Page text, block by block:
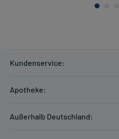
Kundenservice:
Zahlungsarten
Apotheke:
Außerhalb Deutschland: